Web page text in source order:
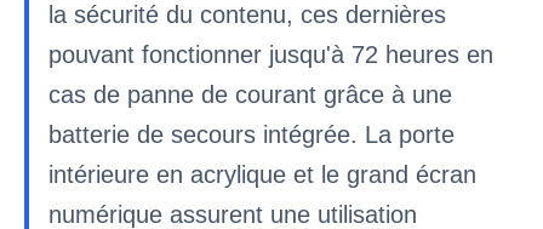
la sécurité du contenu, ces dernières
pouvant fonctionner jusqu'à 72 heures en
cas de panne de courant grâce à une
batterie de secours intégrée. La porte
intérieure en acrylique et le grand écran
numérique assurent une utilisation